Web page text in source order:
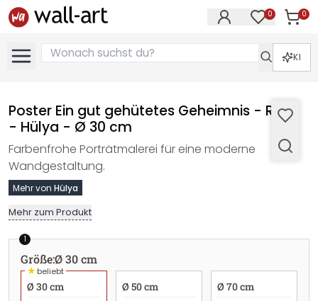
0 0
KI
Poster Ein gut gehütetes Geheimnis - Rund
- Hülya - Ø 30 cm
Farbenfrohe Porträtmalerei für eine moderne
Wandgestaltung.
Mehr von Hülya
Mehr zum Produkt
1
Größe:Ø 30 cm
★beliebt
Ø 30 cm Ø 50 cm Ø 70 cm